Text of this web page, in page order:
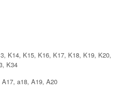
K14, K15, K16, K17, K18, K19, K20,
K34
a18, A19, A20